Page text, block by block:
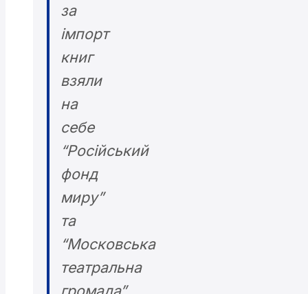
за
імпорт
книг
взяли
на
себе
“Російський
фонд
миру”
та
“Московська
театральна